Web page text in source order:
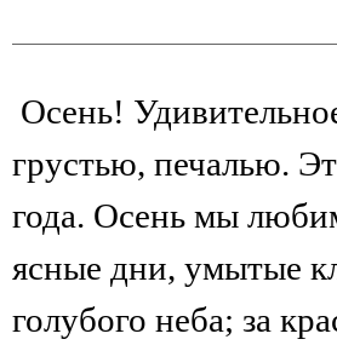
Осень!
грустью, печалью.
года. Осень мы
ясные дни, умытые
голубого неба; за